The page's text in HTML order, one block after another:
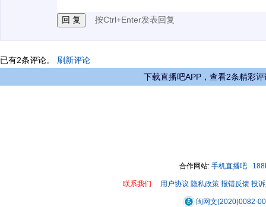
按Ctrl+Enter发表回复
已有2条评论。 刷新评论
下载直播吧APP，查看2条精彩评
合作网站: 手机直播吧
联系我们 用户协议 隐私政策 报错反馈 投
闽网文(2020)0082-